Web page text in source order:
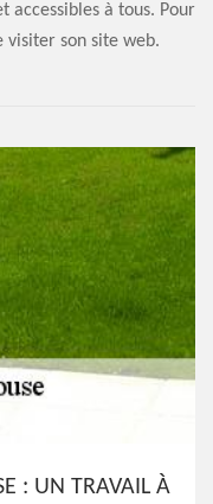
accessibles à tous. Pour
son site web.
: UN TRAVAIL À